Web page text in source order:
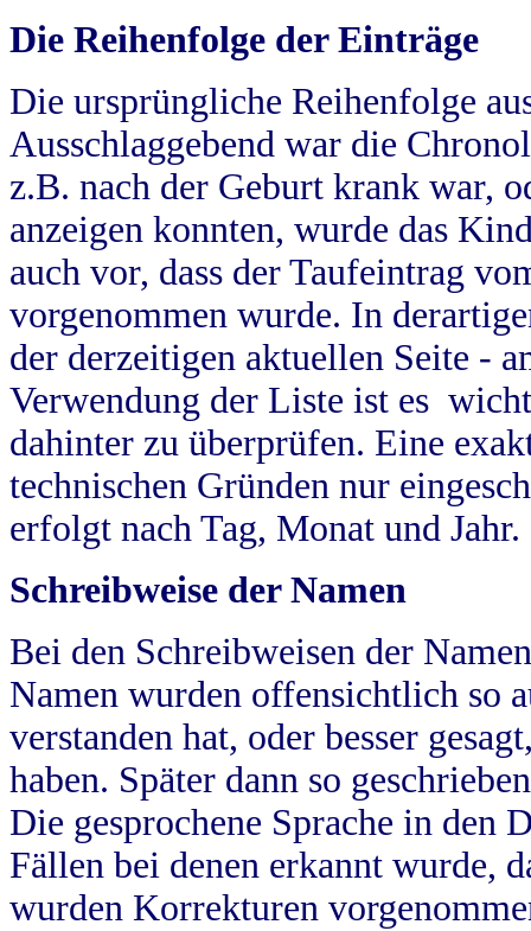
Die Reihenfolge der Einträge
Die ursprüngliche Reihenfolge
Ausschlaggebend war die
z.B. nach der Geburt krank war,
anzeigen konnten, wurde das
auch vor, dass der Taufeintrag
vorgenommen wurde. In
der derzeitigen aktuellen Seite -
Verwendung der Liste ist es
dahinter zu überprüfen. Eine
technischen Gründen nur
erfolgt nach Tag, Monat und Jahr.
Schreibweise der Namen
Bei den Schreibweisen der
Namen wurden offensichtlich so
verstanden hat, oder besser
haben. Später dann so
Die gesprochene Sprache in
Fällen bei denen erkannt wurde,
wurden Korrekturen